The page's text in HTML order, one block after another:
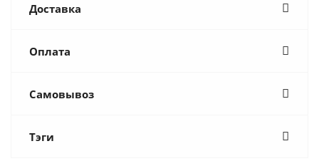
Доставка
Оплата
Самовывоз
Тэги